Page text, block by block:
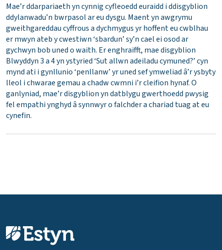
Mae’r ddarpariaeth yn cynnig cyfleoedd euraidd i ddisgyblion
ddylanwadu’n bwrpasol ar eu dysgu. Maent yn awgrymu
gweithgareddau cyffrous a dychmygus yr hoffent eu cwblhau
er mwyn ateb y cwestiwn ‘sbardun’ sy’n cael ei osod ar
gychwyn bob uned o waith. Er enghraifft, mae disgyblion
Blwyddyn 3 a 4 yn ystyried ‘Sut allwn adeiladu cymuned?’ cyn
mynd ati i gynllunio ‘penllanw’ yr uned sef ymweliad â’r ysbyty
lleol i chwarae gemau a chadw cwmni i’r cleifion hynaf. O
ganlyniad, mae’r disgyblion yn datblygu gwerthoedd pwysig
fel empathi ynghyd â synnwyr o falchder a chariad tuag at eu
cynefin.